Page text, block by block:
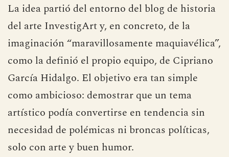
La idea partió del entorno del blog de historia
del arte InvestigArt y, en concreto, de la
imaginación “maravillosamente maquiavélica”,
como la definió el propio equipo, de Cipriano
García Hidalgo. El objetivo era tan simple
como ambicioso: demostrar que un tema
artístico podía convertirse en tendencia sin
necesidad de polémicas ni broncas políticas,
solo con arte y buen humor.